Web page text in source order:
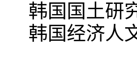
韩国国土研
韩国经济人